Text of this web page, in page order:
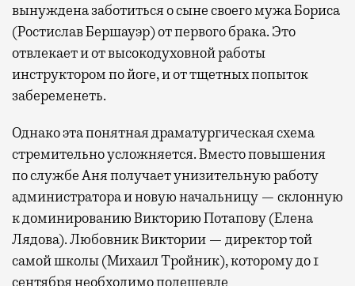
вынуждена заботиться о сыне своего мужа Бориса
(Ростислав Бершауэр) от первого брака. Это
отвлекает и от высокодуховной работы
инструктором по йоге, и от тщетных попыток
забеременеть.
Однако эта понятная драматургическая схема
стремительно усложняется. Вместо повышения
по службе Аня получает унизительную работу
администратора и новую начальницу — склонную
к доминированию Викторию Потапову (Елена
Лядова). Любовник Виктории — директор той
самой школы (Михаил Тройник), которому до 1
сентября необходимо подешевле